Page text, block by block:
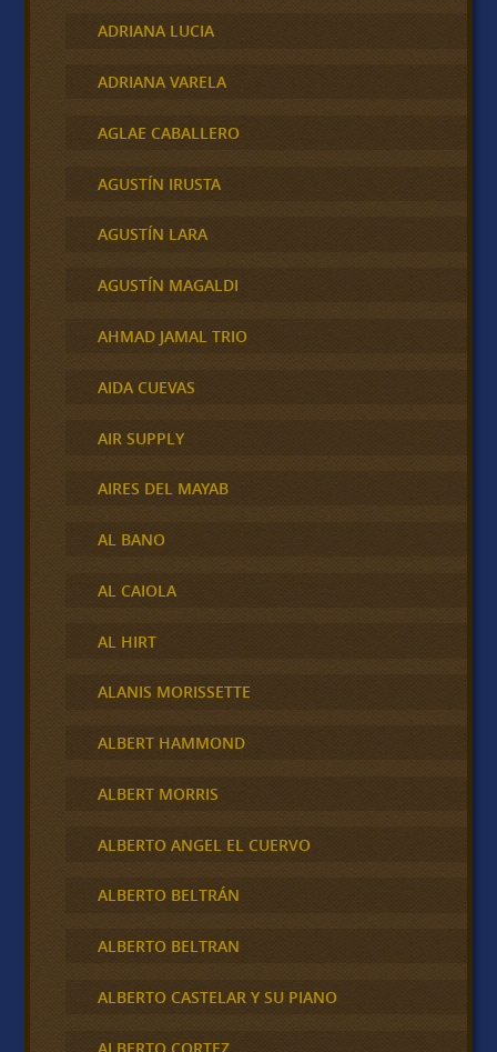
ADRIANA LUCIA
ADRIANA VARELA
AGLAE CABALLERO
AGUSTÍN IRUSTA
AGUSTÍN LARA
AGUSTÍN MAGALDI
AHMAD JAMAL TRIO
AIDA CUEVAS
AIR SUPPLY
AIRES DEL MAYAB
AL BANO
AL CAIOLA
AL HIRT
ALANIS MORISSETTE
ALBERT HAMMOND
ALBERT MORRIS
ALBERTO ANGEL EL CUERVO
ALBERTO BELTRÁN
ALBERTO BELTRAN
ALBERTO CASTELAR Y SU PIANO